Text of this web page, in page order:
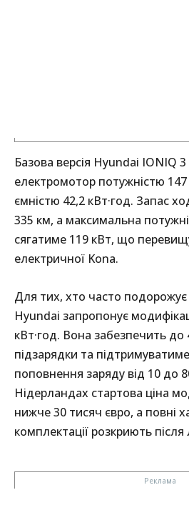
Базова версія Hyundai IONIQ
електромотор потужністю 147
ємністю 42,2 кВт·год. Запас
335 км, а максимальна
сягатиме 119 кВт, що
електричної Kona.
Для тих, хто часто подорожує
Hyundai запропонує
кВт·год. Вона забезпечить до
підзарядки та
поповнення заряду від 10 до
Нідерландах стартова ціна
нижче 30 тисяч євро, а повні
комплектації розкриють після